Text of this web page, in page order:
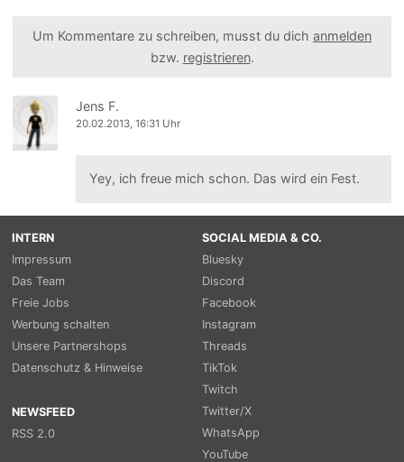
Um Kommentare zu schreiben, musst du dich anmelden
bzw. registrieren.
Jens F.
20.02.2013, 16:31 Uhr
Yey, ich freue mich schon. Das wird ein Fest.
INTERN
Impressum
Das Team
Freie Jobs
Werbung schalten
Unsere Partnershops
Datenschutz & Hinweise
NEWSFEED
RSS 2.0
SOCIAL MEDIA & CO.
Bluesky
Discord
Facebook
Instagram
Threads
TikTok
Twitch
Twitter/X
WhatsApp
YouTube